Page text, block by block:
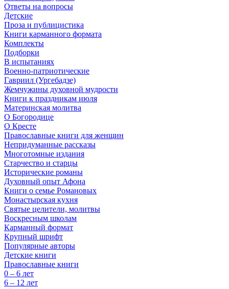
Ответы на вопросы
Детские
Проза и публицистика
Книги карманного формата
Комплекты
Подборки
В испытаниях
Военно-патриотические
Гавриил (Ургебадзе)
Жемчужины духовной мудрости
Книги к праздникам июля
Материнская молитва
О Богородице
О Кресте
Православные книги для женщин
Непридуманные рассказы
Многотомные издания
Старчество и старцы
Исторические романы
Духовный опыт Афона
Книги о семье Романовых
Монастырская кухня
Святые целители, молитвы
Воскресным школам
Карманный формат
Крупный шрифт
Популярные авторы
Детские книги
Православные книги
0 – 6 лет
6 – 12 лет